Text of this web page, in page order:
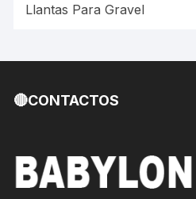
Llantas Para Gravel
🔴CONTACTOS